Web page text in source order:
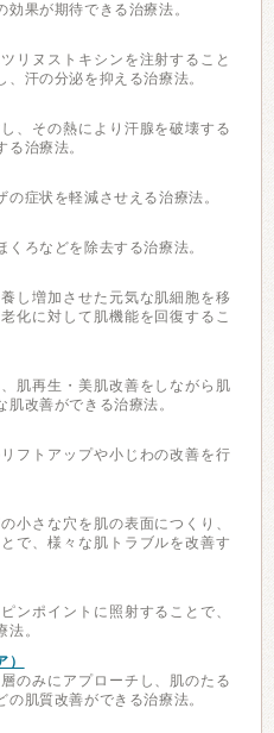
果が期待できる治療法。
リヌストキシンを注射すること
汗の分泌を抑える治療法。
、その熱により汗腺を破壊する
治療法。
症状を軽減させえる治療法。
ろなどを除去する治療法。
し増加させた元気な肌細胞を移
化に対して肌機能を回復するこ
肌再生・美肌改善をしながら肌
改善ができる治療法。
フトアップや小じわの改善を行
小さな穴を肌の表面につくり、
で、様々な肌トラブルを改善す
ンポイントに照射することで、
。
のみにアプローチし、肌のたる
肌質改善ができる治療法。